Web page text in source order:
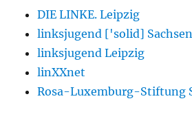
DIE LINKE. Leipzig
linksjugend ['solid] Sachsen
linksjugend Leipzig
linXXnet
Rosa-Luxemburg-Stiftung